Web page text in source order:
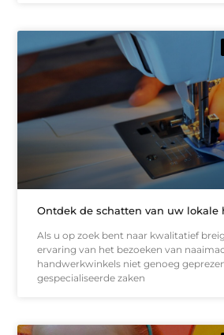
Ontdek de schatten van uw
Als u op zoek bent naar kwalitatief
ervaring van het bezoeken van
handwerkwinkels niet genoeg
gespecialiseerde zaken